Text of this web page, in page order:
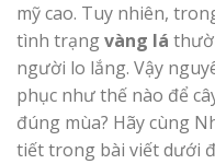
mỹ cao. Tuy nhiên,
tình trạngvàng lá
người lo lắng. Vậy
phục như thế nào để
đúng mùa? Hãy cùng
tiết trong bài viết dưới